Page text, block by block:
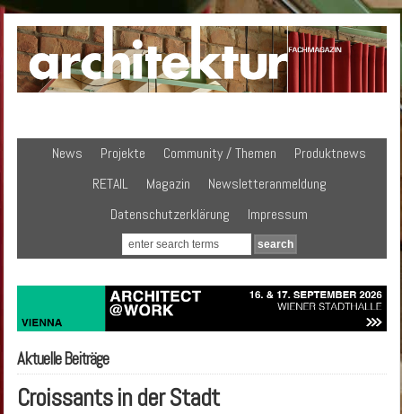
News Projekte Community / Themen
Produktnews
RETAIL
Magazin
Newsletteranmeldung
Datenschutzerklärung
Impressum
Aktuelle Beiträge
Croissants in der Stadt